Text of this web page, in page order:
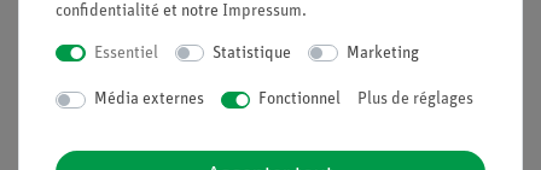
Légal
confidentialité et notre Impressum.
Essentiel Statistique Marketing
Média externes Fonctionnel Plus de réglages